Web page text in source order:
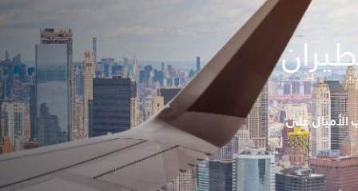
على